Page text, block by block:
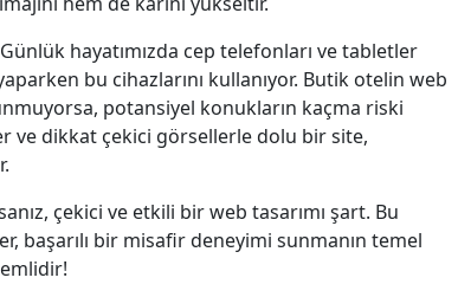
hayatımızda cep telefonları ve tabletler
bu cihazlarını kullanıyor. Butik otelin web
potansiyel konukların kaçma riski
ve dikkat çekici görsellerle dolu bir site,
çekici ve etkili bir web tasarımı şart. Bu
başarılı bir misafir deneyimi sunmanın temel